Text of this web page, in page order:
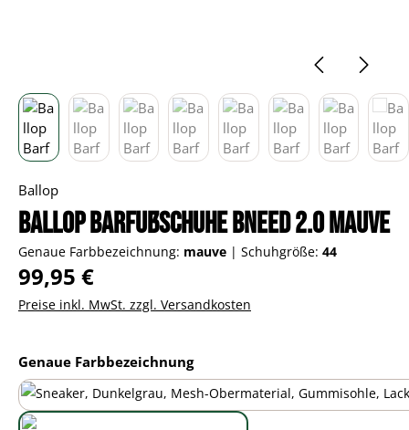
Ballop
Ballop Barfußschuhe Bneed 2.0 mauve
Genaue Farbbezeichnung: mauve | Schuhgröße: 44
Regulärer Preis:
99,95 €
Preise inkl. MwSt. zzgl. Versandkosten
Genaue Farbbezeichnungauswählen